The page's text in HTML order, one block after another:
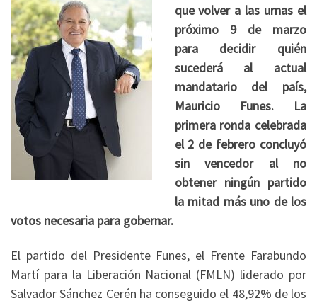
que volver a las urnas el
próximo 9 de marzo
para decidir quién
sucederá al actual
mandatario del país,
Mauricio Funes. La
primera ronda celebrada
el 2 de febrero concluyó
sin vencedor al no
obtener ningún partido
la mitad más uno de los
votos necesaria para gobernar.
El partido del Presidente Funes, el Frente Farabundo
Martí para la Liberación Nacional (FMLN) liderado por
Salvador Sánchez Cerén ha conseguido el 48,92% de los